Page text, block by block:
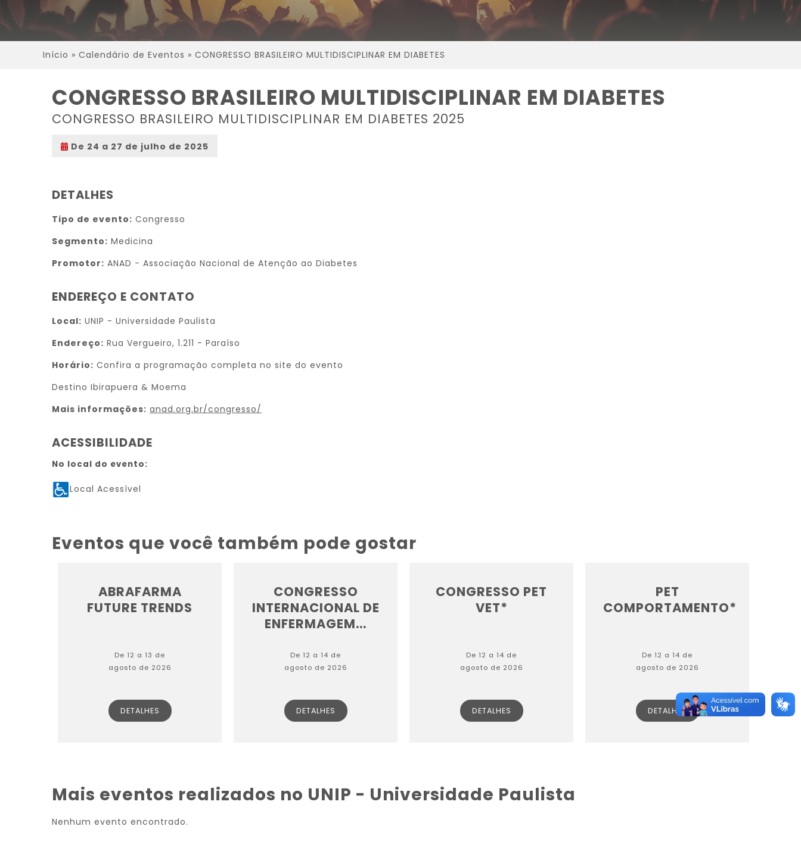
Início » Calendário de Eventos » CONGRESSO BRASILEIRO MULTIDISCIPLINAR EM DIABETES
CONGRESSO BRASILEIRO MULTIDISCIPLINAR EM DIABETES
CONGRESSO BRASILEIRO MULTIDISCIPLINAR EM DIABETES 2025
De 24 a 27 de julho de 2025
DETALHES
Tipo de evento: Congresso
Segmento: Medicina
Promotor: ANAD - Associação Nacional de Atenção ao Diabetes
ENDEREÇO E CONTATO
Local: UNIP - Universidade Paulista
Endereço: Rua Vergueiro, 1.211 - Paraíso
Horário: Confira a programação completa no site do evento
Destino Ibirapuera & Moema
Mais informações: anad.org.br/congresso/
ACESSIBILIDADE
No local do evento:
Local Acessível
Eventos que você também pode gostar
ABRAFARMA
FUTURE TRENDS
De 12 a 13 de
agosto de 2026
DETALHES
CONGRESSO
INTERNACIONAL DE
ENFERMAGEM...
De 12 a 14 de
agosto de 2026
DETALHES
CONGRESSO PET
VET*
De 12 a 14 de
agosto de 2026
DETALHES
PET
COMPORTAMENTO*
De 12 a 14 de
agosto de 2026
DETALHES
Mais eventos realizados no UNIP - Universidade Paulista
Nenhum evento encontrado.